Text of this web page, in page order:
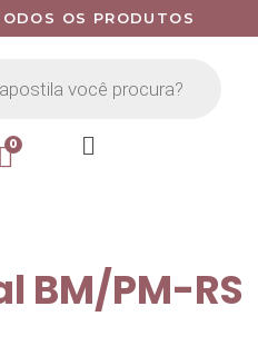
OS PRODUTOS
BM/PM-RS